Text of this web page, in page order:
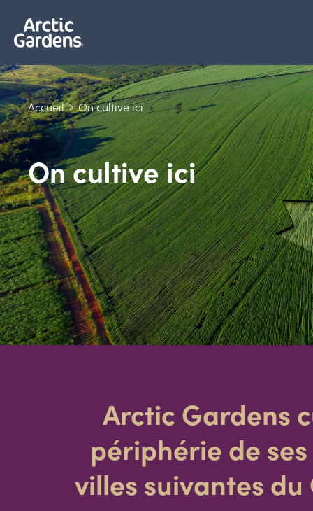
Accueil On cultive ici
On cultive ici
Arctic Gardens
périphérie de
villes suivantes du